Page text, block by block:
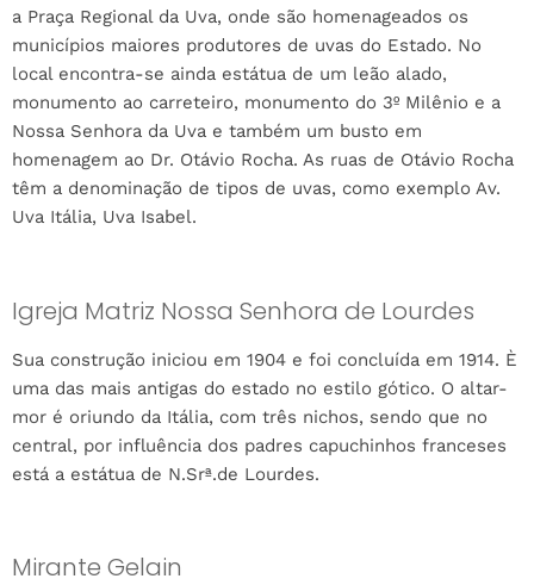
a Praça Regional da Uva, onde são homenageados os
municípios maiores produtores de uvas do Estado. No
local encontra-se ainda estátua de um leão alado,
monumento ao carreteiro, monumento do 3º Milênio e a
Nossa Senhora da Uva e também um busto em
homenagem ao Dr. Otávio Rocha. As ruas de Otávio Rocha
têm a denominação de tipos de uvas, como exemplo Av.
Uva Itália, Uva Isabel.
Igreja Matriz Nossa Senhora de Lourdes
Sua construção iniciou em 1904 e foi concluída em 1914. È
uma das mais antigas do estado no estilo gótico. O altar-
mor é oriundo da Itália, com três nichos, sendo que no
central, por influência dos padres capuchinhos franceses
está a estátua de N.Srª.de Lourdes.
Mirante Gelain